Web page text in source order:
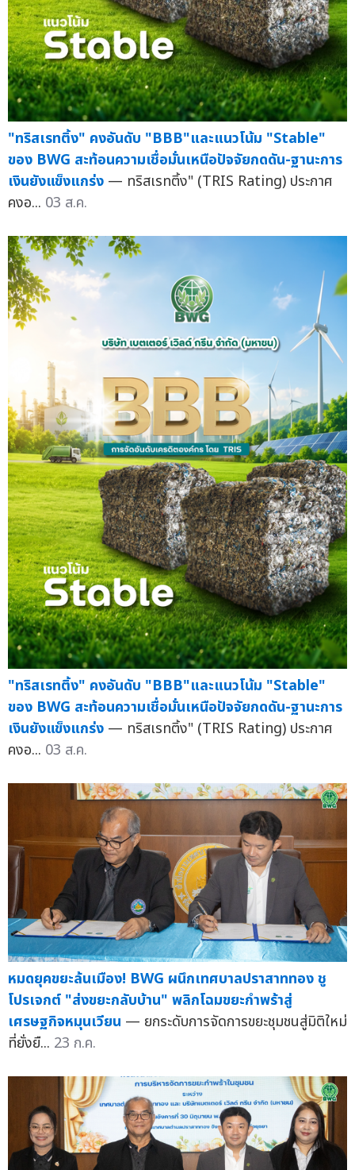
"ทริสเรทติ้ง" คงอันดับ "BBB"และแนวโน้ม "Stable"
ของ BWG สะท้อนความเชื่อมั่นเหนือปัจจัยกดดัน-ฐานะการ
เงินยังแข็งแกร่ง — ทริสเรทติ้ง" (TRIS Rating) ประกาศ
คงอ... 03 ส.ค.
"ทริสเรทติ้ง" คงอันดับ "BBB"และแนวโน้ม "Stable"
ของ BWG สะท้อนความเชื่อมั่นเหนือปัจจัยกดดัน-ฐานะการ
เงินยังแข็งแกร่ง — ทริสเรทติ้ง" (TRIS Rating) ประกาศ
คงอ... 03 ส.ค.
หมดยุคขยะล้นเมือง! BWG ผนึกเทศบาลปราสาททอง ชู
โปรเจกต์ "ส่งขยะกลับบ้าน" พลิกโฉมขยะกำพร้าสู่
เศรษฐกิจหมุนเวียน — ยกระดับการจัดการขยะชุมชนสู่มิติใหม่
ที่ยั่งยื... 23 ก.ค.